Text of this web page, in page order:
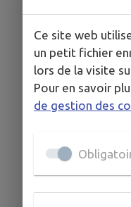
Ce site web
un petit fichier
lors de la visite
Pour en savoir
de gestion des